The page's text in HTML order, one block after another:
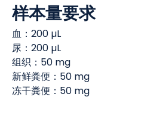
样本量要求
血：200 µL
尿：200 µL
组织：50 mg
新鲜粪便：50 mg
冻干粪便：50 mg